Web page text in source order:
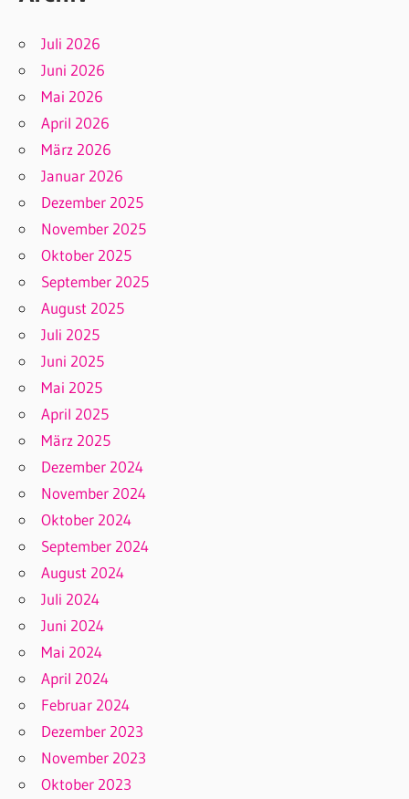
Juli 2026
Juni 2026
Mai 2026
April 2026
März 2026
Januar 2026
Dezember 2025
November 2025
Oktober 2025
September 2025
August 2025
Juli 2025
Juni 2025
Mai 2025
April 2025
März 2025
Dezember 2024
November 2024
Oktober 2024
September 2024
August 2024
Juli 2024
Juni 2024
Mai 2024
April 2024
Februar 2024
Dezember 2023
November 2023
Oktober 2023